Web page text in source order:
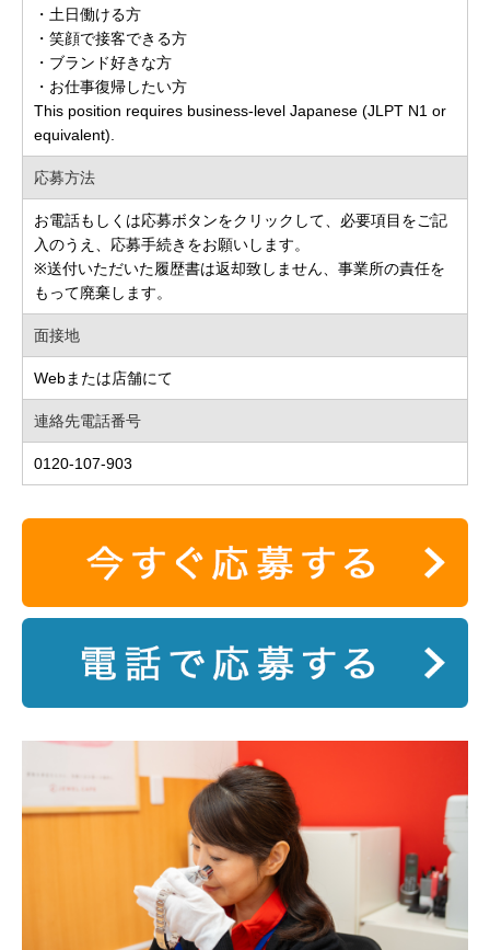
・土日働ける方
・笑顔で接客できる方
・ブランド好きな方
・お仕事復帰したい方
This position requires business-level Japanese (JLPT N1 or
equivalent).
応募方法
お電話もしくは応募ボタンをクリックして、必要項目をご記
入のうえ、応募手続きをお願いします。
※送付いただいた履歴書は返却致しません、事業所の責任を
もって廃棄します。
面接地
Webまたは店舗にて
連絡先電話番号
0120-107-903